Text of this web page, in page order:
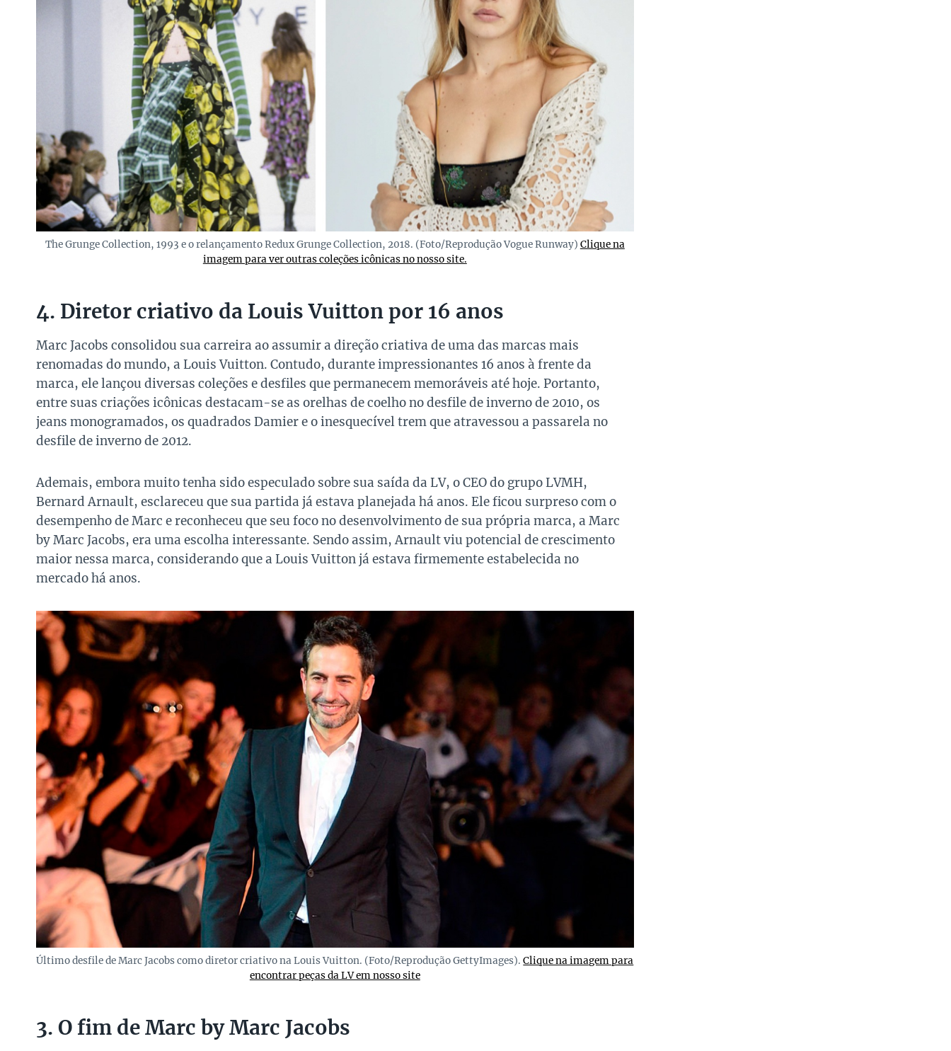
The Grunge Collection, 1993 e o relançamento Redux Grunge Collection, 2018. (Foto/Reprodução Vogue Runway) Clique na
imagem para ver outras coleções icônicas no nosso site.
4. Diretor criativo da Louis Vuitton por 16 anos
Marc Jacobs consolidou sua carreira ao assumir a direção criativa de uma das marcas mais
renomadas do mundo, a Louis Vuitton. Contudo, durante impressionantes 16 anos à frente da
marca, ele lançou diversas coleções e desfiles que permanecem memoráveis até hoje. Portanto,
entre suas criações icônicas destacam-se as orelhas de coelho no desfile de inverno de 2010, os
jeans monogramados, os quadrados Damier e o inesquecível trem que atravessou a passarela no
desfile de inverno de 2012.
Ademais, embora muito tenha sido especulado sobre sua saída da LV, o CEO do grupo LVMH,
Bernard Arnault, esclareceu que sua partida já estava planejada há anos. Ele ficou surpreso com o
desempenho de Marc e reconheceu que seu foco no desenvolvimento de sua própria marca, a Marc
by Marc Jacobs, era uma escolha interessante. Sendo assim, Arnault viu potencial de crescimento
maior nessa marca, considerando que a Louis Vuitton já estava firmemente estabelecida no
mercado há anos.
Último desfile de Marc Jacobs como diretor criativo na Louis Vuitton. (Foto/Reprodução GettyImages).Clique na imagem para
encontrar peças da LV em nosso site
3. O fim de Marc by Marc Jacobs